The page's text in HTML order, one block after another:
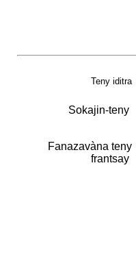
Teny iditra
Sokajin-teny
Fanazavàna teny
frantsay